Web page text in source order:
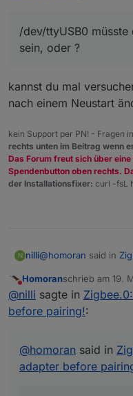
/dev/serial/by-id/usb-
/dev/ttyUSB0 müsste
oder ?
/dev/ttyUSB0
sein, oder ?
kannst du mal
nach einem Neustart
kein Support per PN! - Fragen
rechts unten im Beitrag wenn
Das Forum freut sich über
Spendenbutton oben rechts.
der Installationsfixer: curl -fsL
N nilli@homoran said in
was für ein chip
Nicht stören
Homoranschrieb am 19.
zuletzt editiert
@nilli sagte in
before pairing!:
@homoran said in
adapter before